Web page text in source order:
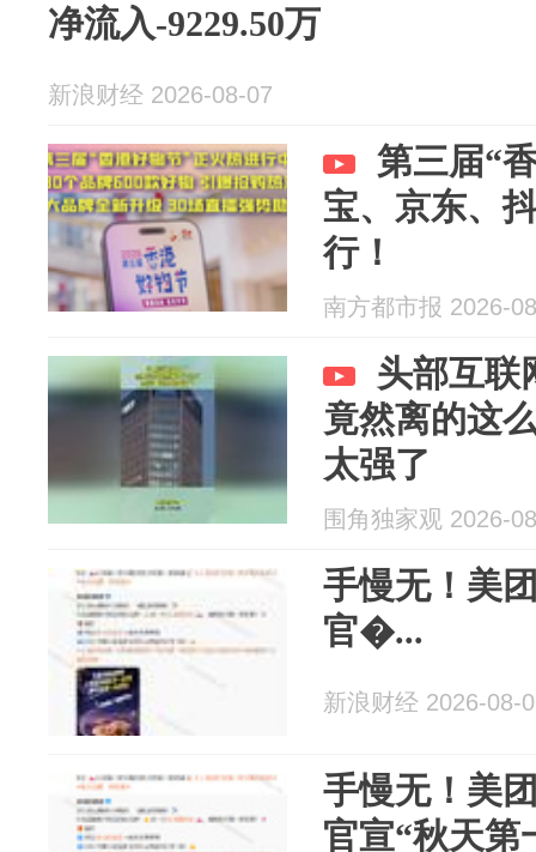
净流入-9229.50万
新浪财经 2026-08-07
第三届“
宝、京东、
行！
南方都市报 2026-
头部互联
竟然离的这
太强了
围角独家观 2026-
手慢无！美
官�...
新浪财经 2026-08-
手慢无！美
官宣“秋天第